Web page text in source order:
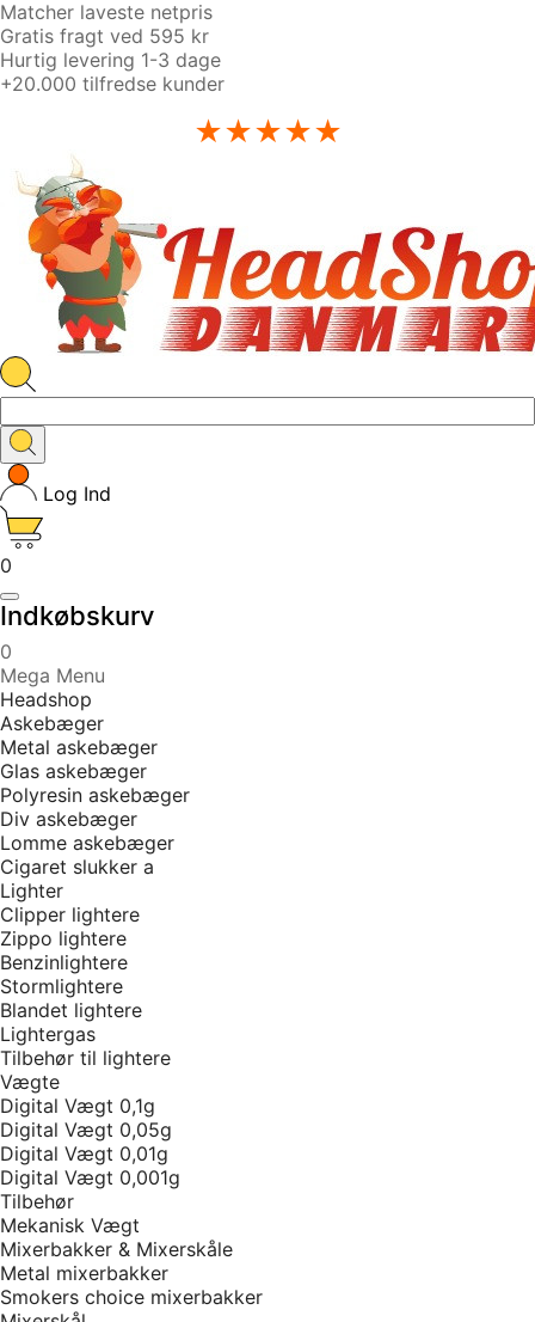
Matcher laveste netpris
Gratis fragt ved 595 kr
Hurtig levering 1-3 dage
+20.000 tilfredse kunder
★★★★★
Log Ind
0
Indkøbskurv
0
Mega Menu
Headshop
Askebæger
Metal askebæger
Glas askebæger
Polyresin askebæger
Div askebæger
Lomme askebæger
Cigaret slukker a
Lighter
Clipper lightere
Zippo lightere
Benzinlightere
Stormlightere
Blandet lightere
Lightergas
Tilbehør til lightere
Vægte
Digital Vægt 0,1g
Digital Vægt 0,05g
Digital Vægt 0,01g
Digital Vægt 0,001g
Tilbehør
Mekanisk Vægt
Mixerbakker & Mixerskåle
Metal mixerbakker
Smokers choice mixerbakker